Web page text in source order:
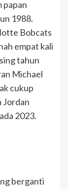
papan
1988.
Bobcats
empat kali
tahun
Michael
cukup
Jordan
2023.
berganti